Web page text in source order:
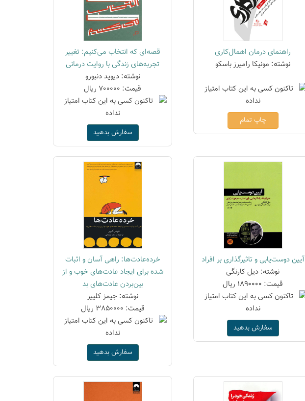
راهنمای درمان اهمال‌کاری
نوشته: مونیکا رامیرز باسکو
چاپ تمام
قصه‌ای که انتخاب می‌کنیم: تغییر
تجربه‌های زندگی با روایت درمانی
نوشته: دیوید دنبورو
قیمت: 700000 ریال
سفارش بدهید
آیین دوست‌یابی و تاثیرگذاری بر افراد
نوشته: دیل کارنگی
قیمت: 1890000 ریال
سفارش بدهید
خرده‌عادت‌ها: راهی آسان و اثبات
شده برای ایجاد عادت‌های خوب و از
بین‌بردن عادت‌های بد
نوشته: جیمز کلییر
قیمت: 3850000 ریال
سفارش بدهید